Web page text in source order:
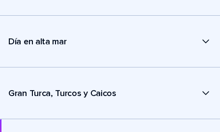
Día en alta mar
Gran Turca, Turcos y Caicos